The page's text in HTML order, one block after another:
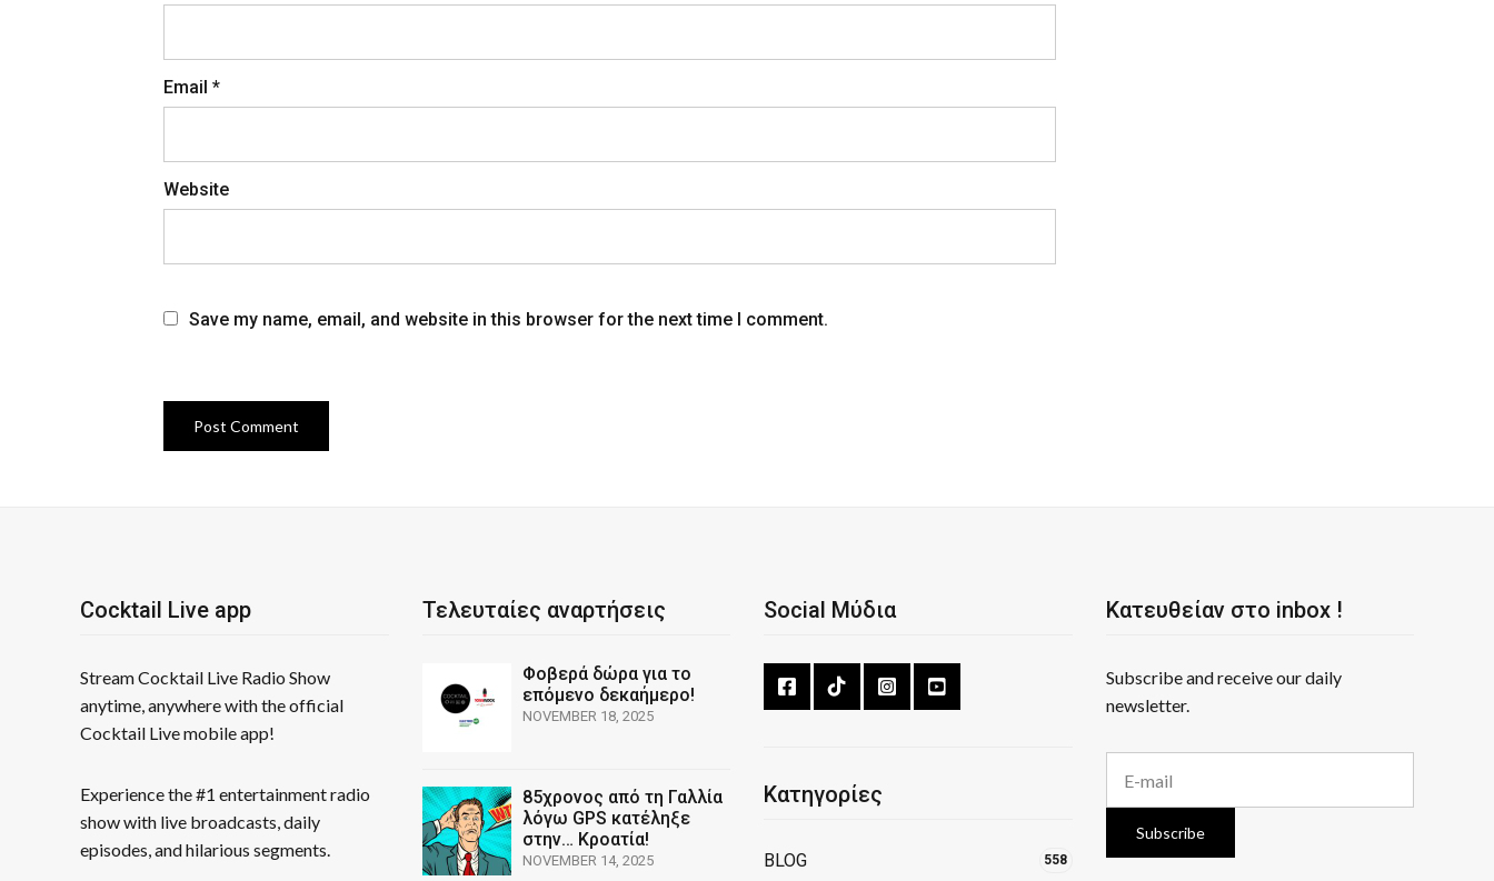
Email *
Website
Save my name, email, and website in this browser for the next time I comment.
Cocktail Live app
Stream Cocktail Live Radio Show
anytime, anywhere with the official
Cocktail Live mobile app!
Experience the #1 entertainment radio
show with live broadcasts, daily
episodes, and hilarious segments.
Τελευταίες αναρτήσεις
Φοβερά δώρα για το
επόμενο δεκαήμερο!
NOVEMBER 18, 2025
85χρονος από τη Γαλλία
λόγω GPS κατέληξε
στην… Κροατία!
NOVEMBER 14, 2025
Social Μύδια
Κατηγορίες
BLOG 558
Κατευθείαν στο inbox !
Subscribe and receive our daily
newsletter.
a
Subscribe